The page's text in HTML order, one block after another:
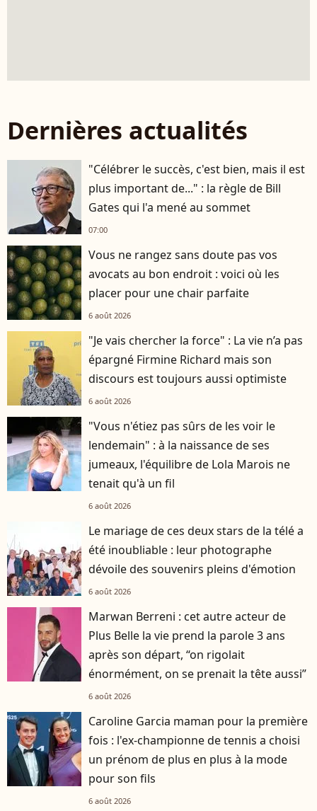
Dernières actualités
"Célébrer le succès, c'est bien, mais il est
plus important de..." : la règle de Bill
Gates qui l'a mené au sommet
07:00
Vous ne rangez sans doute pas vos
avocats au bon endroit : voici où les
placer pour une chair parfaite
6 août 2026
"Je vais chercher la force" : La vie n’a pas
épargné Firmine Richard mais son
discours est toujours aussi optimiste
6 août 2026
"Vous n'étiez pas sûrs de les voir le
lendemain" : à la naissance de ses
jumeaux, l'équilibre de Lola Marois ne
tenait qu'à un fil
6 août 2026
Le mariage de ces deux stars de la télé a
été inoubliable : leur photographe
dévoile des souvenirs pleins d'émotion
6 août 2026
Marwan Berreni : cet autre acteur de
Plus Belle la vie prend la parole 3 ans
après son départ, “on rigolait
énormément, on se prenait la tête aussi”
6 août 2026
Caroline Garcia maman pour la première
fois : l'ex-championne de tennis a choisi
un prénom de plus en plus à la mode
pour son fils
6 août 2026